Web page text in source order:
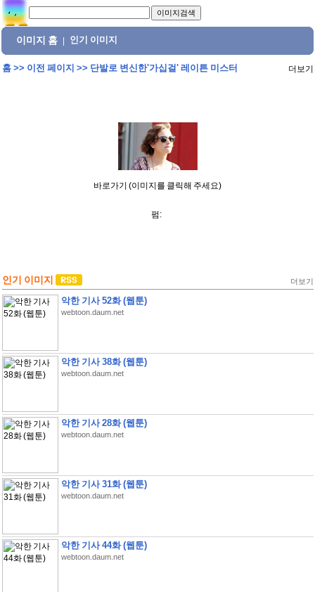
이미지 홈 인기 이미지
홈>> 이전 페이지 >> 단발로 변신한'가십걸' 레이튼 미스터 더보기
바로가기 (이미지를 클릭해 주세요)
펌:
인기 이미지 더보기
악한 기사 52화 (웹툰)
webtoon.daum.net
악한 기사 38화 (웹툰)
webtoon.daum.net
악한 기사 28화 (웹툰)
webtoon.daum.net
악한 기사 31화 (웹툰)
webtoon.daum.net
악한 기사 44화 (웹툰)
webtoon.daum.net